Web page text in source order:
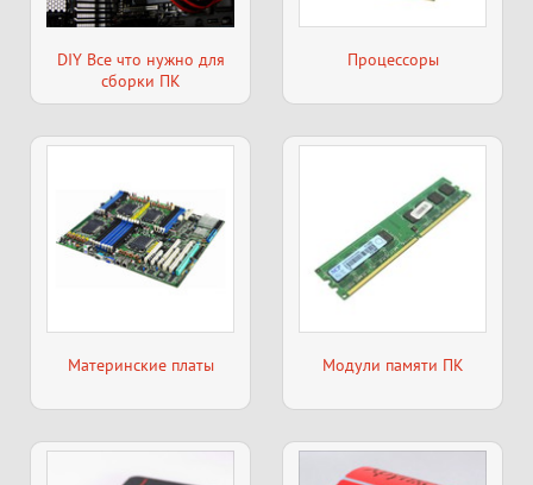
DIY Все что нужно для
сборки ПК
Процессоры
Материнские платы Модули памяти ПК